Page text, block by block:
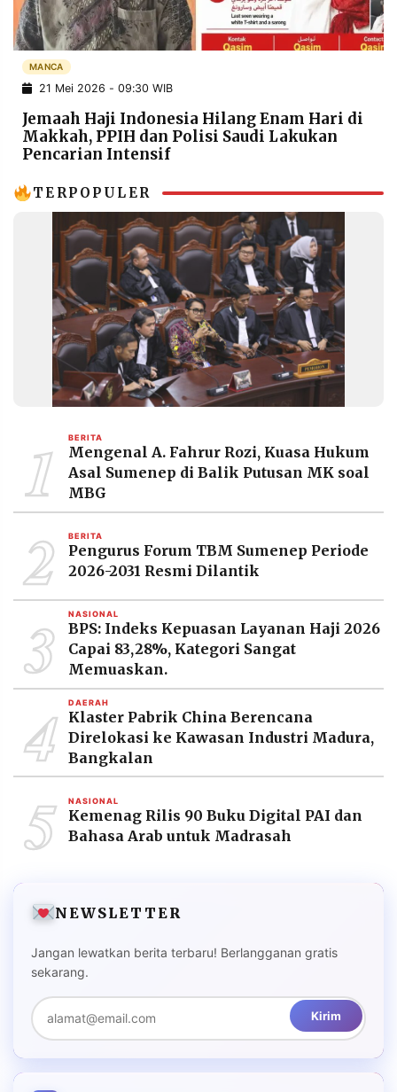
POLICY WARGA
INFORMASI
IKLAN
KIRIM
PENGADUAN TERM
OF
SERVICE
IKUTI
RESOLUSI
MEDIA
©
Resolusi.co
-
PT.
RESOLUSI
MEDIA
PRAMUDITA
MANCA
21 Mei 2026 - 09:30 WIB
Jemaah Haji Indonesia Hilang Enam Hari di
Makkah, PPIH dan Polisi Saudi Lakukan
Pencarian Intensif
TERPOPULER
1 BERITA
Mengenal A. Fahrur Rozi, Kuasa Hukum
Asal Sumenep di Balik Putusan MK soal
MBG
2 BERITA
Pengurus Forum TBM Sumenep Periode
2026-2031 Resmi Dilantik
3 NASIONAL
BPS: Indeks Kepuasan Layanan Haji 2026
Capai 83,28%, Kategori Sangat
Memuaskan.
4 DAERAH
Klaster Pabrik China Berencana
Direlokasi ke Kawasan Industri Madura,
Bangkalan
5 NASIONAL
Kemenag Rilis 90 Buku Digital PAI dan
Bahasa Arab untuk Madrasah
NEWSLETTER
Jangan lewatkan berita terbaru! Berlangganan gratis
sekarang.
Kirim